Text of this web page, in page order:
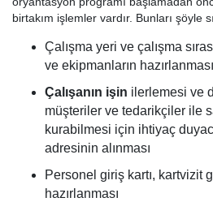
birtakım işlemler vardır. Bunları şöyle
Çalışma yeri ve çalışma
ve ekipmanların hazırlanması
Çalışanın işin ilerlemesi ve
müşteriler ve tedarikçiler ile
kurabilmesi için ihtiyaç
adresinin alınması
Personel giriş kartı, kartvizit
hazırlanması